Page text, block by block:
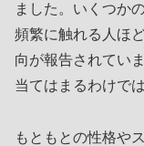
ました。いくつか
頻繁に触れる人ほ
向が報告されてい
当てはまるわけで
もともとの性格や